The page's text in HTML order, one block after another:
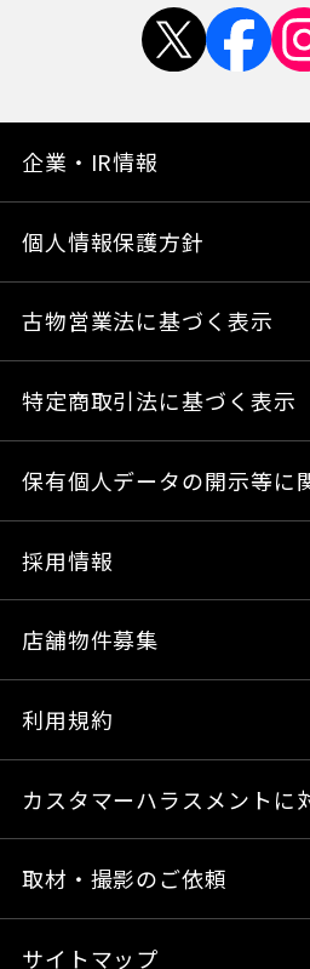
企業・IR情報
個人情報保護方針
古物営業法に基づく表示
特定商取引法に基づく表示
保有個人データの開示等に
採用情報
店舗物件募集
利用規約
カスタマーハラスメントに
取材・撮影のご依頼
サイトマップ